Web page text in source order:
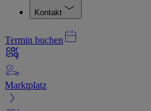
Kontakt
Termin buchen
Marktplatz